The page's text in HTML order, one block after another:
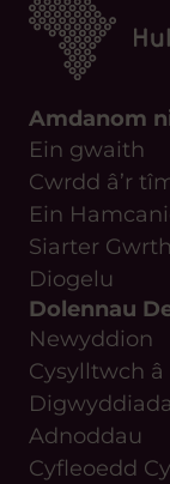
Amdanom ni
Ein gwaith
Diogelu
Dolennau
Newyddion
Cysylltwch â
Adnoddau